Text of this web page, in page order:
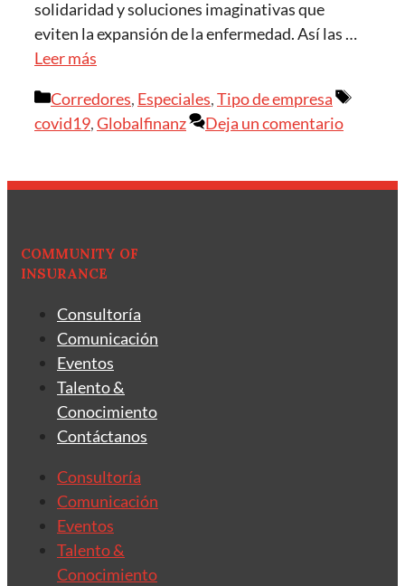
solidaridad y soluciones imaginativas que
eviten la expansión de la enfermedad. Así las …
Leer más
Categorías
Corredores, Especiales,Tipo de empresa
covid19,Globalfinanz Deja un comentario
COMMUNITY OF
INSURANCE
Consultoría
Comunicación
Eventos
Talento &
Conocimiento
Contáctanos
Consultoría
Comunicación
Eventos
Talento &
Conocimiento